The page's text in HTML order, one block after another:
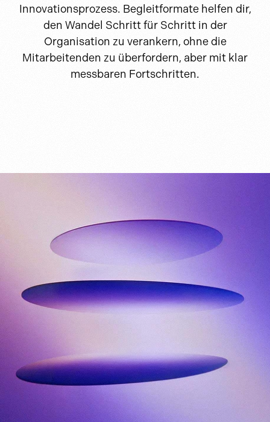
Innovationsprozess. Begleitformate helfen dir,
den Wandel Schritt für Schritt in der
Organisation zu verankern, ohne die
Mitarbeitenden zu überfordern, aber mit klar
messbaren Fortschritten.